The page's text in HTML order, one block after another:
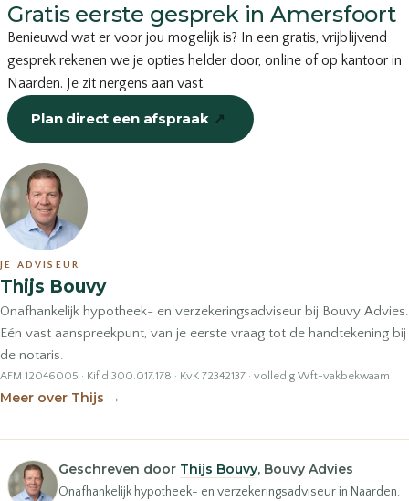
Gratis eerste gesprek in Amersfoort
Benieuwd wat er voor jou mogelijk is? In een gratis, vrijblijvend
gesprek rekenen we je opties helder door, online of op kantoor in
Naarden. Je zit nergens aan vast.
Plan direct een afspraak ↗
JE ADVISEUR
Thijs Bouvy
Onafhankelijk hypotheek- en verzekeringsadviseur bij Bouvy Advies.
Eén vast aanspreekpunt, van je eerste vraag tot de handtekening bij
de notaris.
AFM 12046005 · Kifid 300.017.178 · KvK 72342137 · volledig Wft-vakbekwaam
Meer over Thijs →
Geschreven door Thijs Bouvy, Bouvy Advies
Onafhankelijk hypotheek- en verzekeringsadviseur in Naarden.